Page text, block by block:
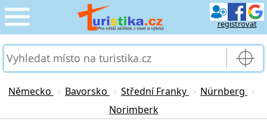
registrovat
CESTOVÁNÍ
Německo > Bavorsko > Střední Franky > Nürnberg >
Norimberk